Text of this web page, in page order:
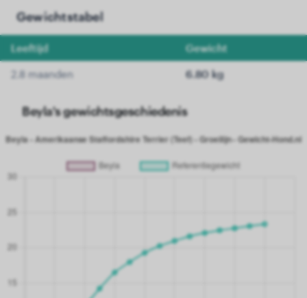
Gewichtstabel
Leeftijd Gewicht
2.8 maanden 6.80 kg
Beyla's gewichtsgeschiedenis